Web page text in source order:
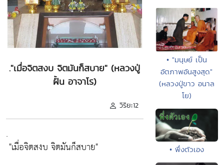
."เมื่อจิตสงบ จิตมันก็สบาย" (หลวงปู่
ฝั้น อาจาโร)
วิริยะ12
.
"เมื่อจิตสงบ จิตมันก็สบาย"
• "มนุษย์ เป็น
อัตภาพอันสูงสุด"
(หลวงปู่ขาว อนาล
โย)
• พึ่งตัวเอง